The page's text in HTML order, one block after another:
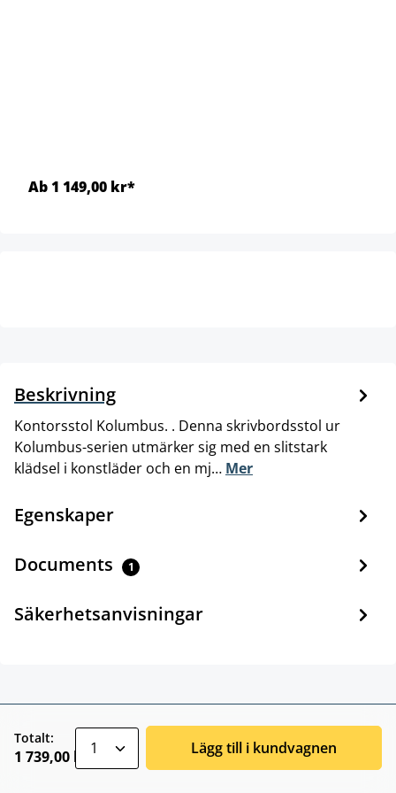
Ab 1 149,00 kr*
Beskrivning
Kontorsstol Kolumbus. . Denna skrivbordsstol ur
Kolumbus-serien utmärker sig med en slitstark
klädsel i konstläder och en mj… Mer
Egenskaper
Documents 1
Säkerhetsanvisningar
Totalt:
1 739,00 kr Lägg till i kundvagnen